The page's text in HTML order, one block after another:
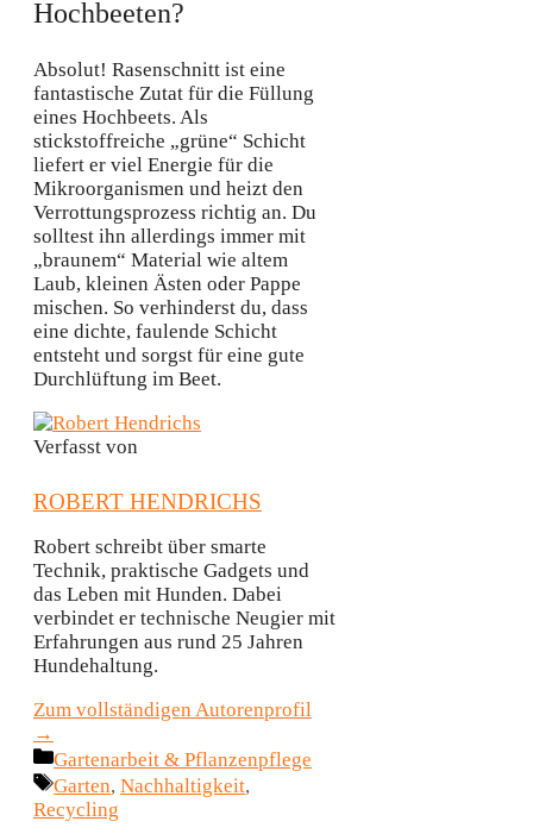
Hochbeeten?
Absolut! Rasenschnitt ist eine
fantastische Zutat für die Füllung
eines Hochbeets. Als
stickstoffreiche „grüne“ Schicht
liefert er viel Energie für die
Mikroorganismen und heizt den
Verrottungsprozess richtig an. Du
solltest ihn allerdings immer mit
„braunem“ Material wie altem
Laub, kleinen Ästen oder Pappe
mischen. So verhinderst du, dass
eine dichte, faulende Schicht
entsteht und sorgst für eine gute
Durchlüftung im Beet.
Verfasst von
ROBERT HENDRICHS
Robert schreibt über smarte
Technik, praktische Gadgets und
das Leben mit Hunden. Dabei
verbindet er technische Neugier mit
Erfahrungen aus rund 25 Jahren
Hundehaltung.
Zum vollständigen Autorenprofil
→
Kategorien
Gartenarbeit & Pflanzenpflege
Schlagwörter
Garten, Nachhaltigkeit,
Recycling